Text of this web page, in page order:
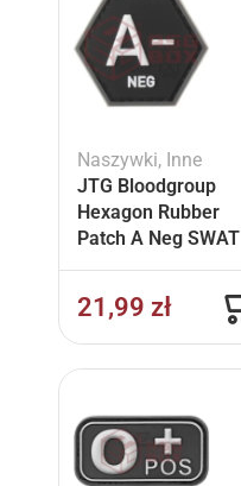
Naszywki, Inne
JTG Bloodgroup
Hexagon Rubber
Patch A Neg SWAT
21,99 zł